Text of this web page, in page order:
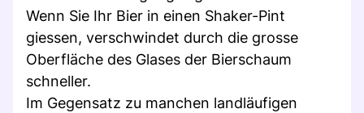
Wenn Sie Ihr Bier in einen Shaker-Pint
giessen, verschwindet durch die grosse
Oberfläche des Glases der Bierschaum
schneller.
Im Gegensatz zu manchen landläufigen